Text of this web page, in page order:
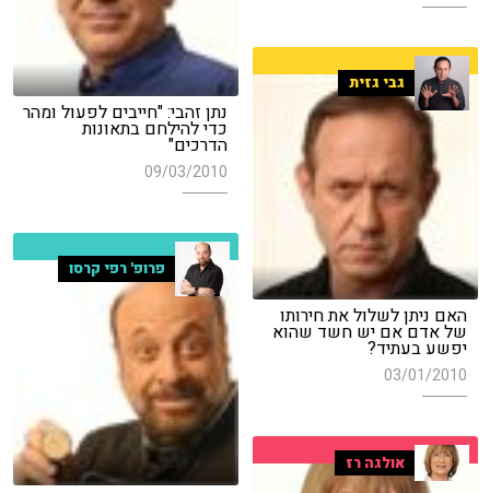
נתן זהבי: "חייבים לפעול ומהר
כדי להילחם בתאונות
הדרכים"
09/03/2010
גבי גזית
האם ניתן לשלול את חירותו
של אדם אם יש חשד שהוא
יפשע בעתיד?
03/01/2010
פרופ' רפי קרסו
אולגה רז